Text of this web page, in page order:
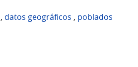
, datos geográficos , poblados